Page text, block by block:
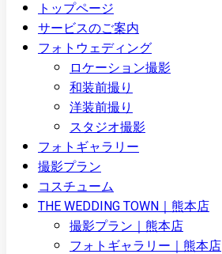
トップページ
サービスのご案内
フォトウェディング
ロケーション撮影
和装前撮り
洋装前撮り
スタジオ撮影
フォトギャラリー
撮影プラン
コスチューム
THE WEDDING TOWN｜熊本店
撮影プラン｜熊本店
フォトギャラリー｜熊本店